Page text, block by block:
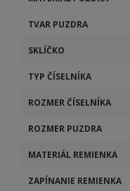
TVAR PUZDRA
SKLÍČKO
TYP ČÍSELNÍKA
ROZMER ČÍSELNÍKA
ROZMER PUZDRA
MATERIÁL REMIENKA
ZAPÍNANIE REMIENKA